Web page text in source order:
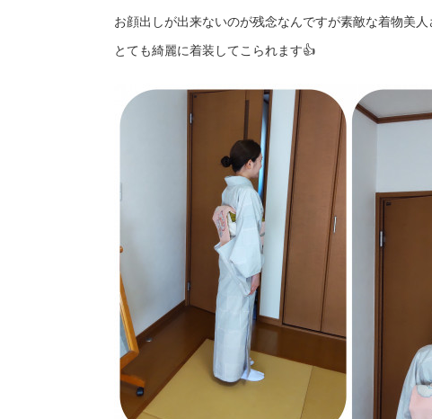
お顔出しが出来ないのが残念なんですが素敵な着物美人
とても綺麗に着装してこられます👍